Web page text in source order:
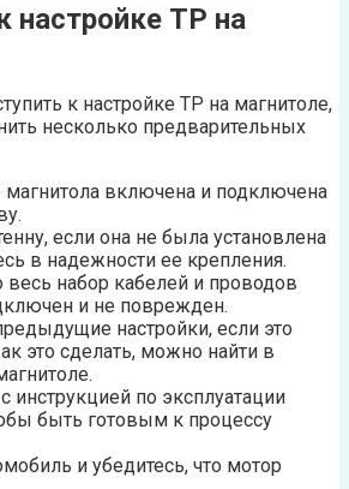
настройке TP на
к настройке TP на магнитоле,
несколько предварительных
магнитола включена и подключена
если она не была установлена
в надежности ее крепления.
весь набор кабелей и проводов
и не поврежден.
настройки, если это
это сделать, можно найти в
инструкцией по эксплуатации
быть готовым к процессу
и убедитесь, что мотор